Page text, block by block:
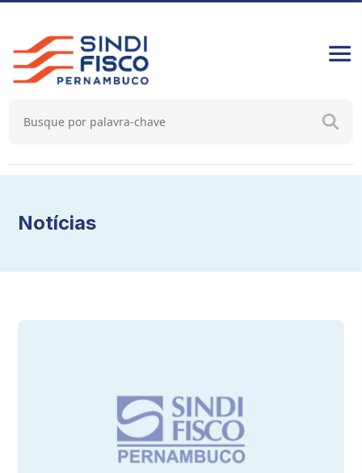
Notícias